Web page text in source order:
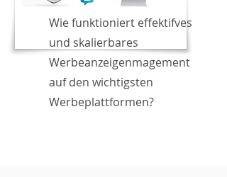
Wie funktioniert effektifves
und skalierbares
Werbeanzeigenmagement
auf den wichtigsten
Werbeplattformen?